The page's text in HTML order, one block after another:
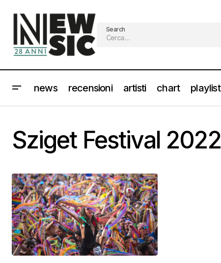
Search
news recensioni artisti chart playlist
Sziget Festival 2022